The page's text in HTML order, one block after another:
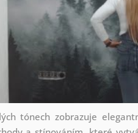
tónech zobrazuje